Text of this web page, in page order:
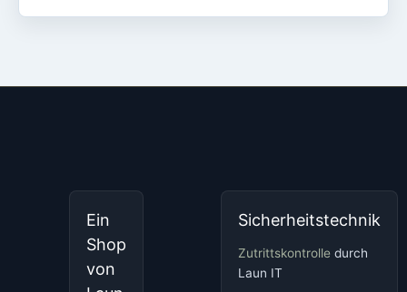
Ein
Shop
von
Sicherheitstechnik
Zutrittskontrolle durch
Laun IT